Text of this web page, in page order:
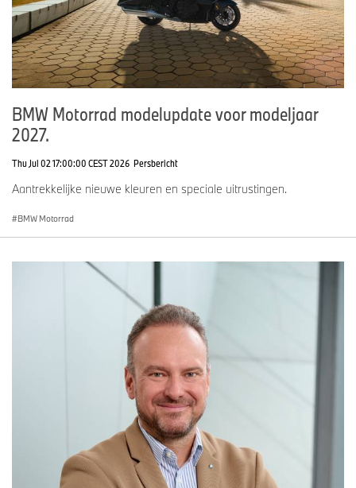
BMW Motorrad modelupdate voor modeljaar
2027.
Thu Jul 02 17:00:00 CEST 2026 Persbericht
Aantrekkelijke nieuwe kleuren en speciale uitrustingen.
BMW Motorrad